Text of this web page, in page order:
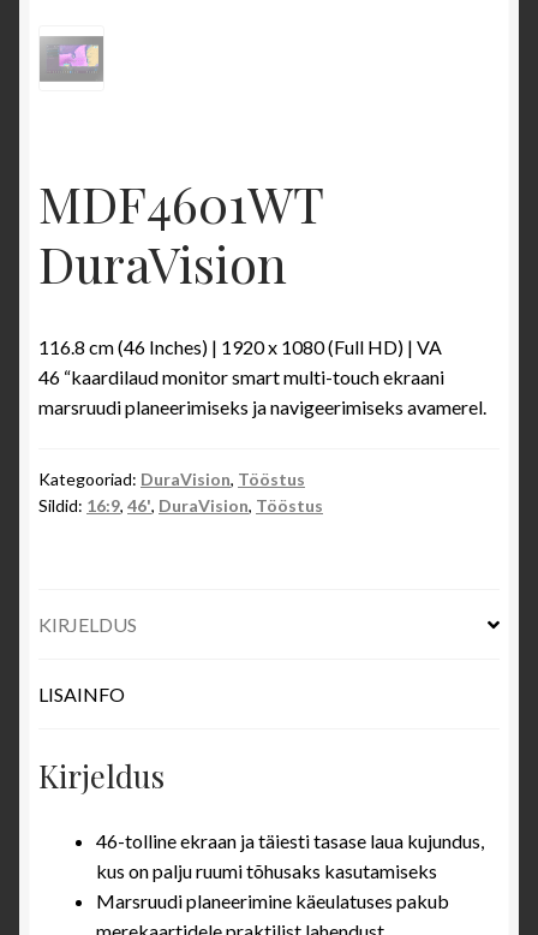
MDF4601WT
DuraVision
116.8 cm (46 Inches) | 1920 x 1080 (Full HD) | VA
46 “kaardilaud monitor smart multi-touch ekraani
marsruudi planeerimiseks ja navigeerimiseks avamerel.
Kategooriad: DuraVision, Tööstus
Sildid: 16:9, 46', DuraVision, Tööstus
KIRJELDUS
LISAINFO
Kirjeldus
46-tolline ekraan ja täiesti tasase laua kujundus,
kus on palju ruumi tõhusaks kasutamiseks
Marsruudi planeerimine käeulatuses pakub